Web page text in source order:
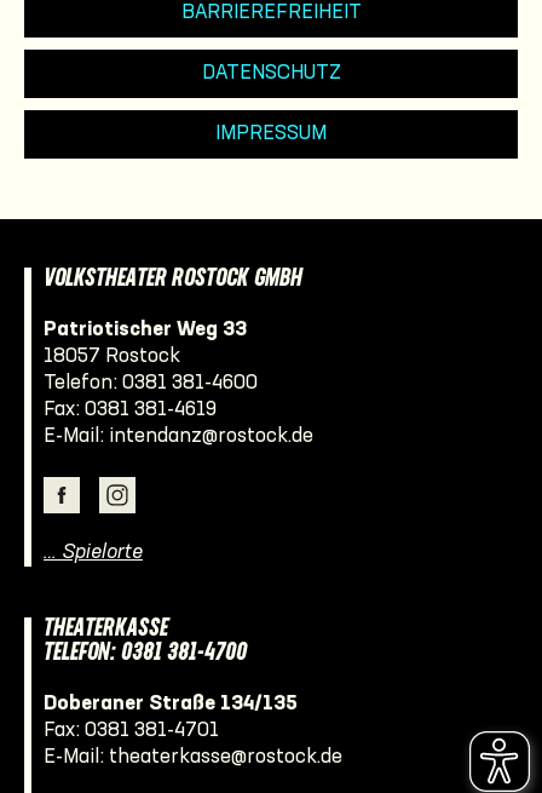
BARRIEREFREIHEIT
DATENSCHUTZ
IMPRESSUM
VOLKSTHEATER ROSTOCK GMBH
Patriotischer Weg 33
18057 Rostock
Telefon: 0381 381-4600
Fax: 0381 381-4619
E-Mail: intendanz@rostock.de
… Spielorte
THEATERKASSE
TELEFON: 0381 381-4700
Doberaner Straße 134/135
Fax: 0381 381-4701
E-Mail: theaterkasse@rostock.de